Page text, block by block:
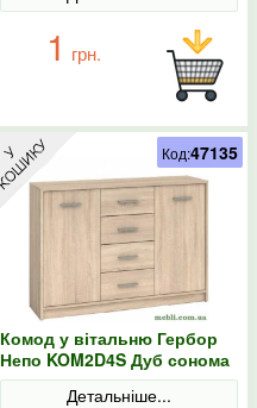
1 грн.
Комод у вітальню Гербор
Непо KOM2D4S Дуб сонома
Детальніше...
Код:47135